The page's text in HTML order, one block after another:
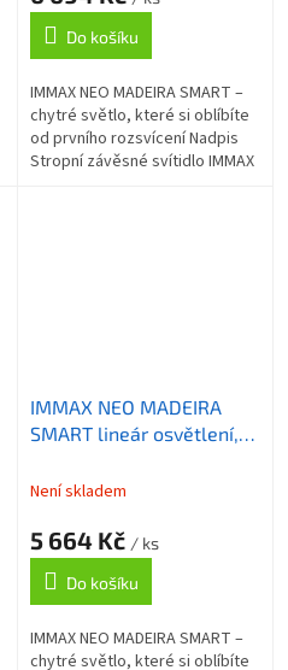
Do košíku
IMMAX NEO MADEIRA SMART –
chytré světlo, které si oblíbíte
od prvního rozsvícení Nadpis
Stropní závěsné svítidlo IMMAX
IMMAX NEO MADEIRA
SMART lineár osvětlení,
TUYA
Není skladem
5 664 Kč / ks
Do košíku
IMMAX NEO MADEIRA SMART –
chytré světlo, které si oblíbíte